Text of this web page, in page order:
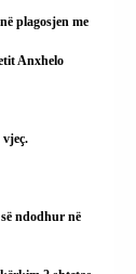
plagosjen me
Anxhelo
vjeç.
ndodhur në